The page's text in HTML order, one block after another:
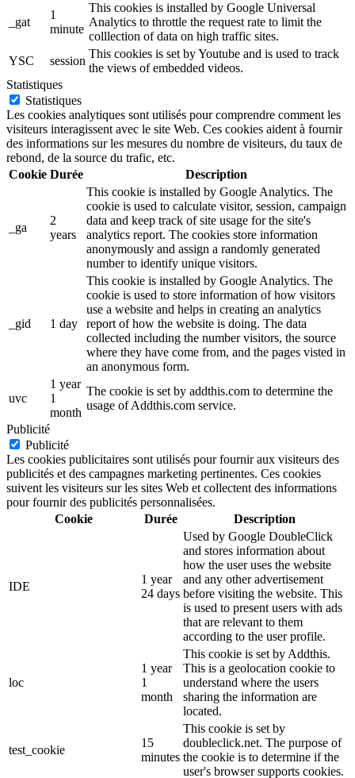
_gat
1
minute
This cookies is installed by Google Universal
Analytics to throttle the request rate to limit the
colllection of data on high traffic sites.
YSC
session
This cookies is set by Youtube and is used to track
the views of embedded videos.
Statistiques
Statistiques
Les cookies analytiques sont utilisés pour comprendre comment les
visiteurs interagissent avec le site Web. Ces cookies aident à fournir
des informations sur les mesures du nombre de visiteurs, du taux de
rebond, de la source du trafic, etc.
Cookie Durée Description
_ga
2
years
This cookie is installed by Google Analytics. The
cookie is used to calculate visitor, session, campaign
data and keep track of site usage for the site's
analytics report. The cookies store information
anonymously and assign a randomly generated
number to identify unique visitors.
_gid 1 day
This cookie is installed by Google Analytics. The
cookie is used to store information of how visitors
use a website and helps in creating an analytics
report of how the website is doing. The data
collected including the number visitors, the source
where they have come from, and the pages visted in
an anonymous form.
uvc
1 year
1
month
The cookie is set by addthis.com to determine the
usage of Addthis.com service.
Publicité
Publicité
Les cookies publicitaires sont utilisés pour fournir aux visiteurs des
publicités et des campagnes marketing pertinentes. Ces cookies
suivent les visiteurs sur les sites Web et collectent des informations
pour fournir des publicités personnalisées.
Cookie
Durée Description
IDE
1 year
24 days
Used by Google DoubleClick
and stores information about
how the user uses the website
and any other advertisement
before visiting the website. This
is used to present users with ads
that are relevant to them
according to the user profile.
loc
1 year
1
month
This cookie is set by Addthis.
This is a geolocation cookie to
understand where the users
sharing the information are
located.
test_cookie
15
minutes
This cookie is set by
doubleclick.net. The purpose of
the cookie is to determine if the
user's browser supports cookies.